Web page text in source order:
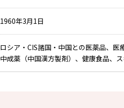
1960年3月1日
ロシア・CIS諸国・中国との医薬品、医
中成薬（中国漢方製剤）、健康食品、